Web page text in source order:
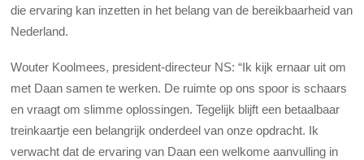
die ervaring kan inzetten in het belang van de bereikbaarheid van
Nederland.
Wouter Koolmees, president-directeur NS: “Ik kijk ernaar uit om
met Daan samen te werken. De ruimte op ons spoor is schaars
en vraagt om slimme oplossingen. Tegelijk blijft een betaalbaar
treinkaartje een belangrijk onderdeel van onze opdracht. Ik
verwacht dat de ervaring van Daan een welkome aanvulling in